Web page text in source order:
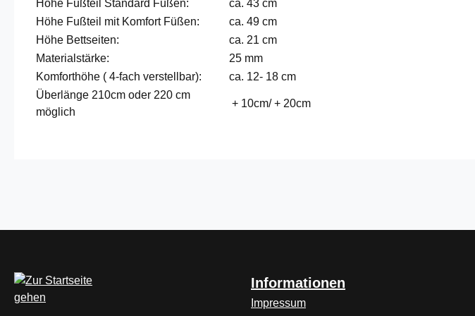
Höhe Fußteil Standard Füßen:
ca. 43 cm
Höhe Fußteil mit Komfort Füßen:
ca. 49 cm
Höhe Bettseiten:
ca. 21 cm
Materialstärke:
25 mm
Komforthöhe ( 4-fach verstellbar):
ca. 12- 18 cm
Überlänge 210cm oder 220 cm
möglich
+ 10cm/ + 20cm
Informationen
Impressum